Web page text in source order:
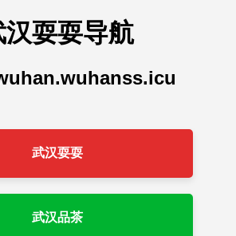
汉耍耍导航
武汉耍耍
武汉品茶